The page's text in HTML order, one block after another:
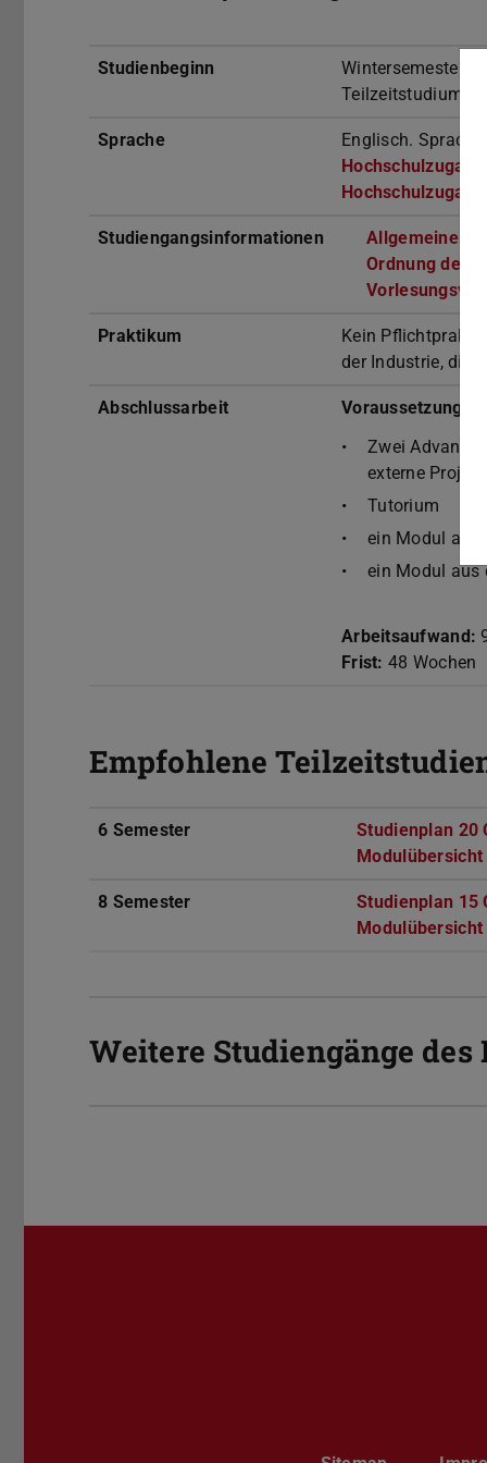
Studienbeginn
Wintersemester
Teilzeitstudium
Sprache Englisch.
Studiengangsinformationen Allgemeine
Ordnung des
Praktikum
Kein
der Industrie, die
Abschlussarbeit Voraussetzungen:
Zwei
externe
Tutorium
ein Modul aus
ein Modul aus
Arbeitsaufwand:
Frist: 48 Wochen
Empfohlene
6 Semester Studienplan 20
8 Semester Studienplan 15
Weitere Studiengänge des